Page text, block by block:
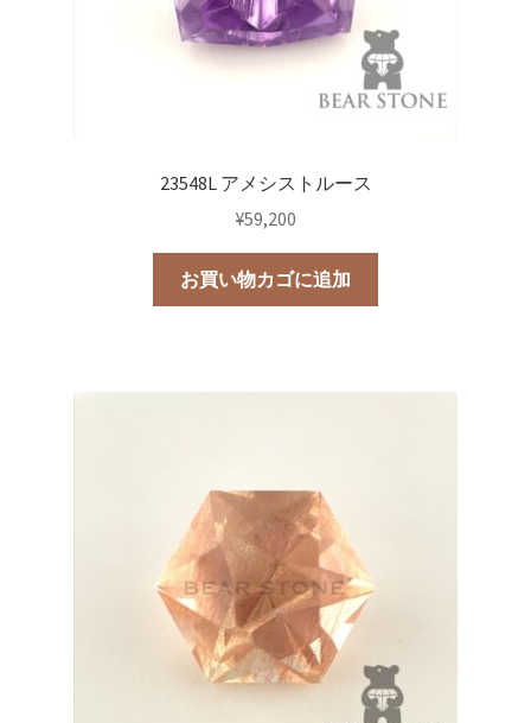
23548L アメシストルース
¥59,200
お買い物カゴに追加